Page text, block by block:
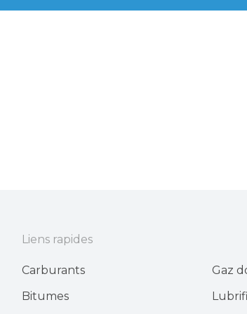
Liens rapides
Carburants
Gaz
Bitumes